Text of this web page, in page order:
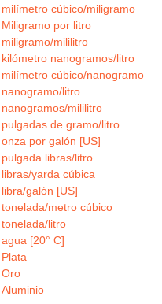
milímetro cúbico/miligramo
Miligramo por litro
miligramo/mililitro
kilómetro nanogramos/litro
milímetro cúbico/nanogramo
nanogramo/litro
nanogramos/mililitro
pulgadas de gramo/litro
onza por galón [US]
pulgada libras/litro
libras/yarda cúbica
libra/galón [US]
tonelada/metro cúbico
tonelada/litro
agua [20° C]
Plata
Oro
Aluminio